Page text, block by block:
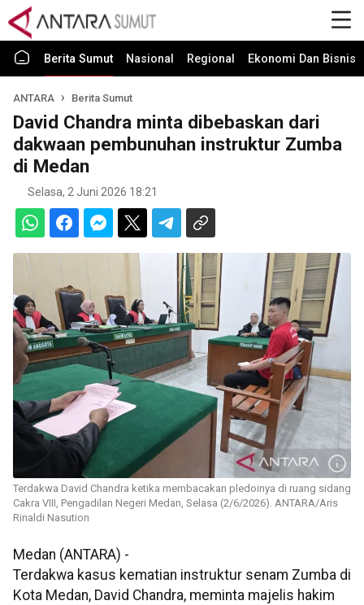
Berita Sumut Nasional Regional Ekonomi Dan Bisnis
ANTARA Berita Sumut
David Chandra minta dibebaskan dari
dakwaan pembunuhan instruktur Zumba
di Medan
Selasa, 2 Juni 2026 18:21
Terdakwa David Chandra ketika membacakan pledoinya di ruang sidang
Cakra VIII, Pengadilan Negeri Medan, Selasa (2/6/2026). ANTARA/Aris
Rinaldi Nasution
Medan (ANTARA) -
Terdakwa kasus kematian instruktur senam Zumba di
Kota Medan, David Chandra, meminta majelis hakim